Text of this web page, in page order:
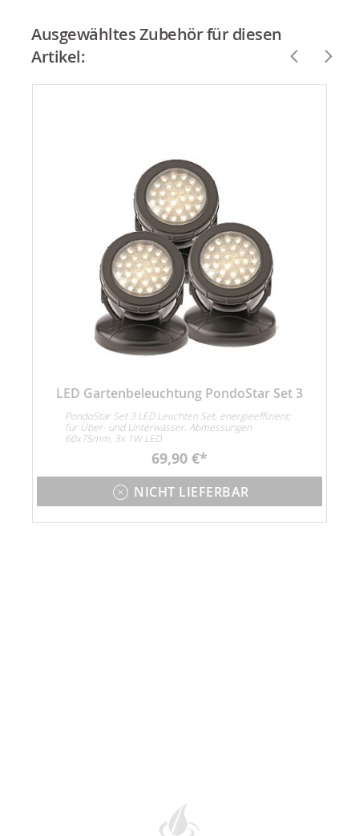
Ausgewähltes Zubehör für diesen
Artikel:
LED Gartenbeleuchtung PondoStar Set 3
PondoStar Set 3 LED Leuchten Set, energieeffizient;
für Über- und Unterwasser. Abmessungen
60x75mm, 3x 1W LED
69,90 €
NICHT LIEFERBAR